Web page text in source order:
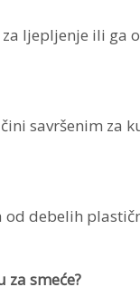
ljepljenje ili ga
savršenim za
od debelih
za smeće?